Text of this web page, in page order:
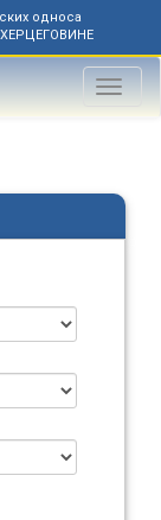
односа
Toggle